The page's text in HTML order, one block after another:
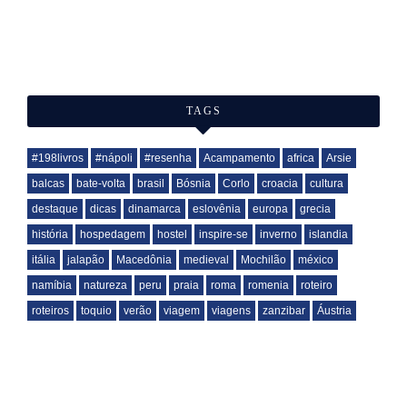
TAGS
#198livros #nápoli #resenha Acampamento africa
Arsie
balcas
bate-volta brasil Bósnia Corlo croacia
cultura
destaque
dicas dinamarca eslovênia europa
grecia
história
hospedagem hostel inspire-se inverno
islandia
itália
jalapão Macedônia medieval Mochilão
méxico
namíbia
natureza peru praia roma romenia
roteiro
roteiros
toquio verão viagem viagens zanzibar Áustria